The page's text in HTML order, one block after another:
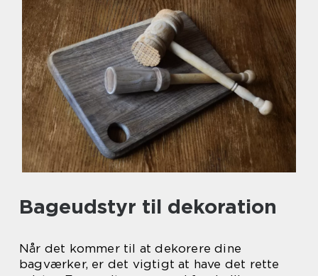
Bageudstyr til dekoration
Når det kommer til at dekorere dine
bagværker, er det vigtigt at have det rette